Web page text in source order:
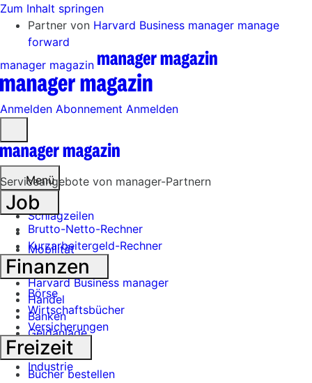
Zum Inhalt springen
Partner von Harvard Business manager manage
forward
manager magazin
Anmelden Abonnement Anmelden
öffnen
Menü
Schlagzeilen
Mobilität
Tech
Harvard Business manager
Handel
Banken
Geldanlage
Börse
Industrie
Serviceangebote von manager-Partnern
Job
Brutto-Netto-Rechner
Kurzarbeitergeld-Rechner
Finanzen
Börse
Wirtschaftsbücher
Versicherungen
Freizeit
Bücher bestellen